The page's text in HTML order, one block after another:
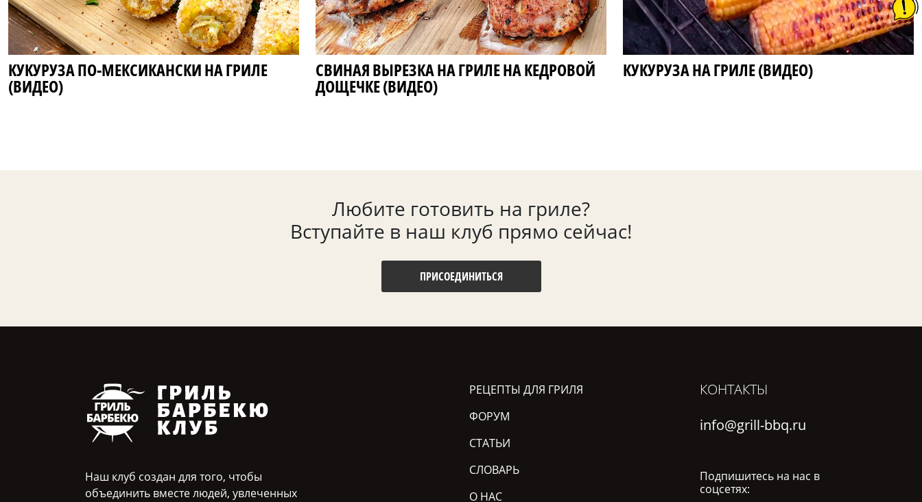
КУКУРУЗА ПО-МЕКСИКАНСКИ НА ГРИЛЕ
(ВИДЕО)
СВИНАЯ ВЫРЕЗКА НА ГРИЛЕ НА КЕДРОВОЙ
ДОЩЕЧКЕ (ВИДЕО)
КУКУРУЗА НА ГРИЛЕ (ВИДЕО)
Любите готовить на гриле?
Вступайте в наш клуб прямо сейчас!
ПРИСОЕДИНИТЬСЯ
Наш клуб создан для того, чтобы
объединить вместе людей, увлеченных
РЕЦЕПТЫ ДЛЯ ГРИЛЯ
ФОРУМ
СТАТЬИ
СЛОВАРЬ
О НАС
КОНТАКТЫ
info@grill-bbq.ru
Подпишитесь на нас в
соцсетях: